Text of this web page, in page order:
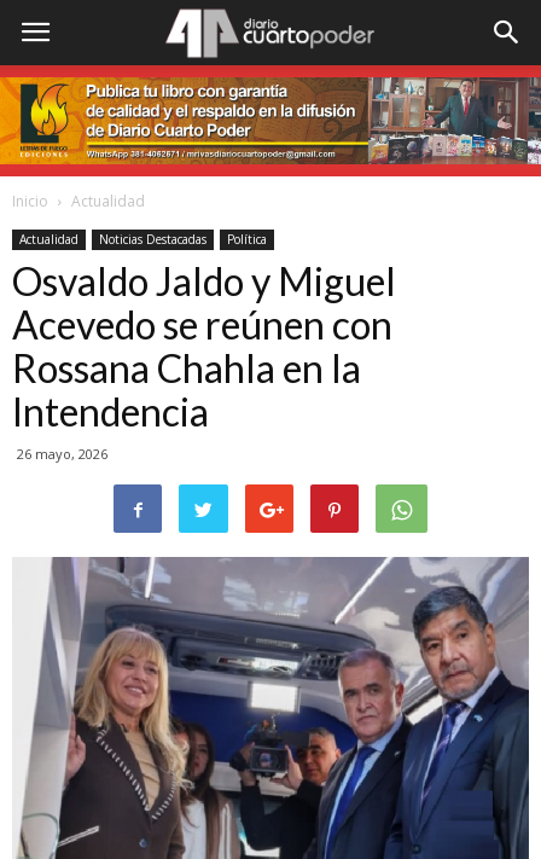
Inicio Actualidad
Actualidad Noticias Destacadas Política
Osvaldo Jaldo y Miguel
Acevedo se reúnen con
Rossana Chahla en la
Intendencia
26 mayo, 2026